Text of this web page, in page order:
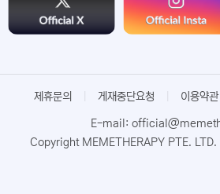
제휴문의 게재중단요청 이용약관
E-mail:
Copyright MEMETHERAPY PTE.